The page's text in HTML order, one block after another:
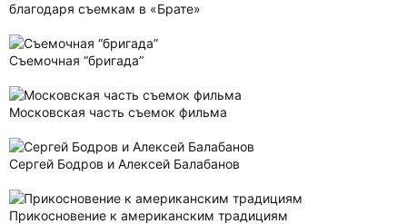
благодаря съемкам в «Брате»
Съемочная “бригада”
Московская часть съемок фильма
Сергей Бодров и Алексей Балабанов
Прикосновение к американским традициям